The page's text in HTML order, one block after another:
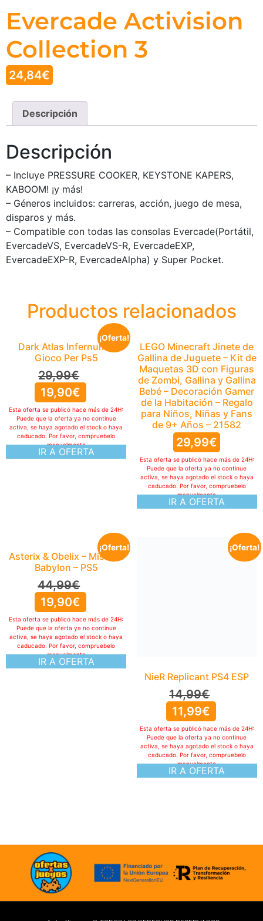
Evercade Activision
Collection 3
24,84€
Descripción
Descripción
– Incluye PRESSURE COOKER, KEYSTONE KAPERS,
KABOOM! ¡y más!
– Géneros incluidos: carreras, acción, juego de mesa,
disparos y más.
– Compatible con todas las consolas Evercade(Portátil,
EvercadeVS, EvercadeVS-R, EvercadeEXP,
EvercadeEXP-R, EvercadeAlpha) y Super Pocket.
Productos relacionados
¡Oferta!
Dark Atlas Infernum –
Gioco Per Ps5
29,99€
19,90€
IR A OFERTA
Esta oferta se publicó hace más de 24H:
Puede que la oferta ya no continue
activa, se haya agotado el stock o haya
caducado. Por favor, compruebelo
manualmente
LEGO Minecraft Jinete de
Gallina de Juguete – Kit de
Maquetas 3D con Figuras
de Zombi, Gallina y Gallina
Bebé – Decoración Gamer
de la Habitación – Regalo
para Niños, Niñas y Fans
de 9+ Años – 21582
29,99€
IR A OFERTA
Esta oferta se publicó hace más de 24H:
Puede que la oferta ya no continue
activa, se haya agotado el stock o haya
caducado. Por favor, compruebelo
manualmente
¡Oferta!
Asterix & Obelix – Mission
Babylon – PS5
44,99€
19,90€
IR A OFERTA
Esta oferta se publicó hace más de 24H:
Puede que la oferta ya no continue
activa, se haya agotado el stock o haya
caducado. Por favor, compruebelo
manualmente
¡Oferta!
NieR Replicant PS4 ESP
14,99€
11,99€
IR A OFERTA
Esta oferta se publicó hace más de 24H:
Puede que la oferta ya no continue
activa, se haya agotado el stock o haya
caducado. Por favor, compruebelo
manualmente